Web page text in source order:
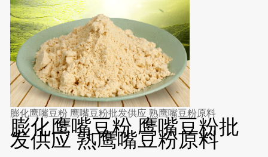
膨化鹰嘴豆粉 鹰嘴豆粉批发供应 熟鹰嘴豆粉原料
膨化鹰嘴豆粉 鹰嘴豆粉批
发供应 熟鹰嘴豆粉原料